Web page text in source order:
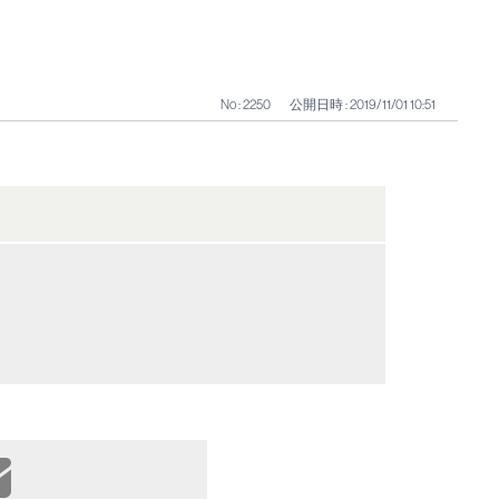
No : 2250 公開日時 : 2019/11/01 10:51